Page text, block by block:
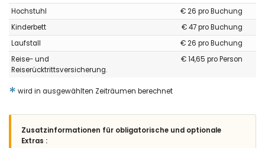
Hochstuhl
€ 26 pro Buchung
Kinderbett
€ 47 pro Buchung
Laufstall
€ 26 pro Buchung
Reise- und
Reiserücktrittsversicherung.
€ 14,65 pro Person
* wird in ausgewählten Zeiträumen berechnet
Zusatzinformationen für obligatorische und optionale
Extras :